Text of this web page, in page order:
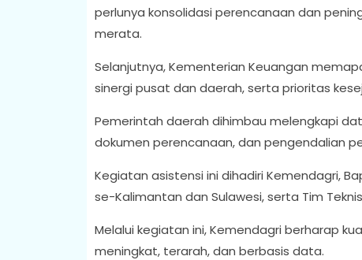
perlunya konsolidasi perencanaan dan
merata.
Selanjutnya, Kementerian Keuangan
sinergi pusat dan daerah, serta prioritas
Pemerintah daerah dihimbau melengkapi
dokumen perencanaan, dan pengendalian
Kegiatan asistensi ini dihadiri Kemendagri,
se-Kalimantan dan Sulawesi, serta Tim Teknis
Melalui kegiatan ini, Kemendagri berharap
meningkat, terarah, dan berbasis data.